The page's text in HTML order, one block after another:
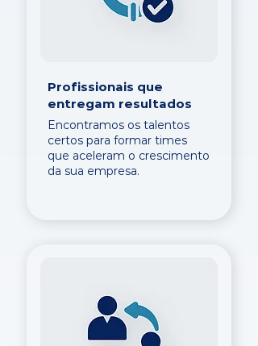
Profissionais que
entregam resultados
Encontramos os talentos
certos para formar times
que aceleram o crescimento
da sua empresa.